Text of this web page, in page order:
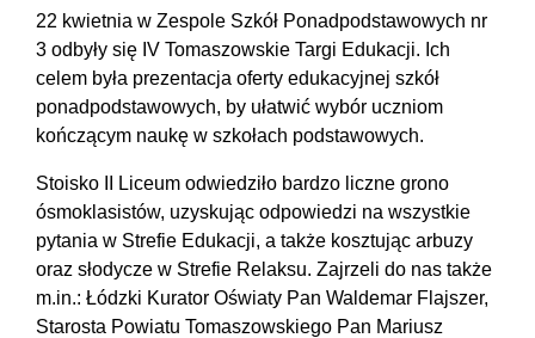
22 kwietnia w Zespole Szkół Ponadpodstawowych nr
3 odbyły się IV Tomaszowskie Targi Edukacji. Ich
celem była prezentacja oferty edukacyjnej szkół
ponadpodstawowych, by ułatwić wybór uczniom
kończącym naukę w szkołach podstawowych.
Stoisko II Liceum odwiedziło bardzo liczne grono
ósmoklasistów, uzyskując odpowiedzi na wszystkie
pytania w Strefie Edukacji, a także kosztując arbuzy
oraz słodycze w Strefie Relaksu. Zajrzeli do nas także
m.in.: Łódzki Kurator Oświaty Pan Waldemar Flajszer,
Starosta Powiatu Tomaszowskiego Pan Mariusz